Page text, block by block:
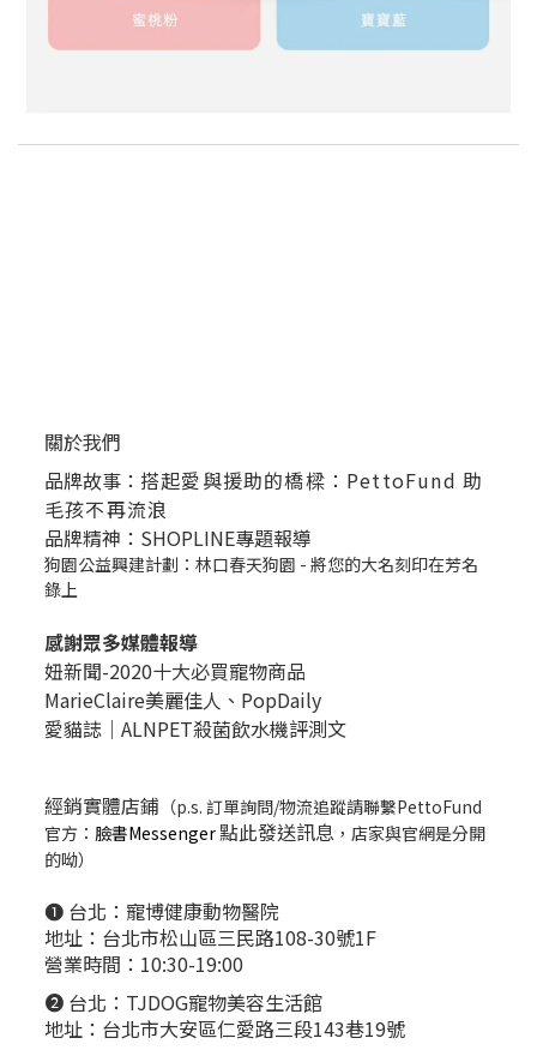
關於我們
品牌故事： 搭起愛與援助的橋樑：PettoFund 助
毛孩不再流浪
品牌精神：SHOPLINE專題報導
狗園公益興建計劃：林口春天狗園 - 將您的大名刻印在芳名
錄上
感謝眾多媒體報導
妞新聞-2020十大必買寵物商品
MarieClaire美麗佳人、 PopDaily
愛貓誌｜ALNPET殺菌飲水機評測文
經銷實體店鋪 （p.s. 訂單詢問/物流追蹤請聯繫PettoFund
官方： 臉書Messenger點此發送訊息 ，店家與官網是分開
的呦）
❶ 台北： 寵博健康動物醫院
地址：台北市松山區三民路108-30號1F
營業時間：10:30-19:00
❷ 台北： TJDOG寵物美容生活館
地址：台北市大安區仁愛路三段143巷19號